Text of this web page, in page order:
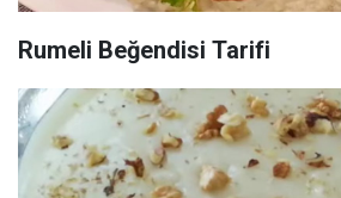
Rumeli Beğendisi Tarifi